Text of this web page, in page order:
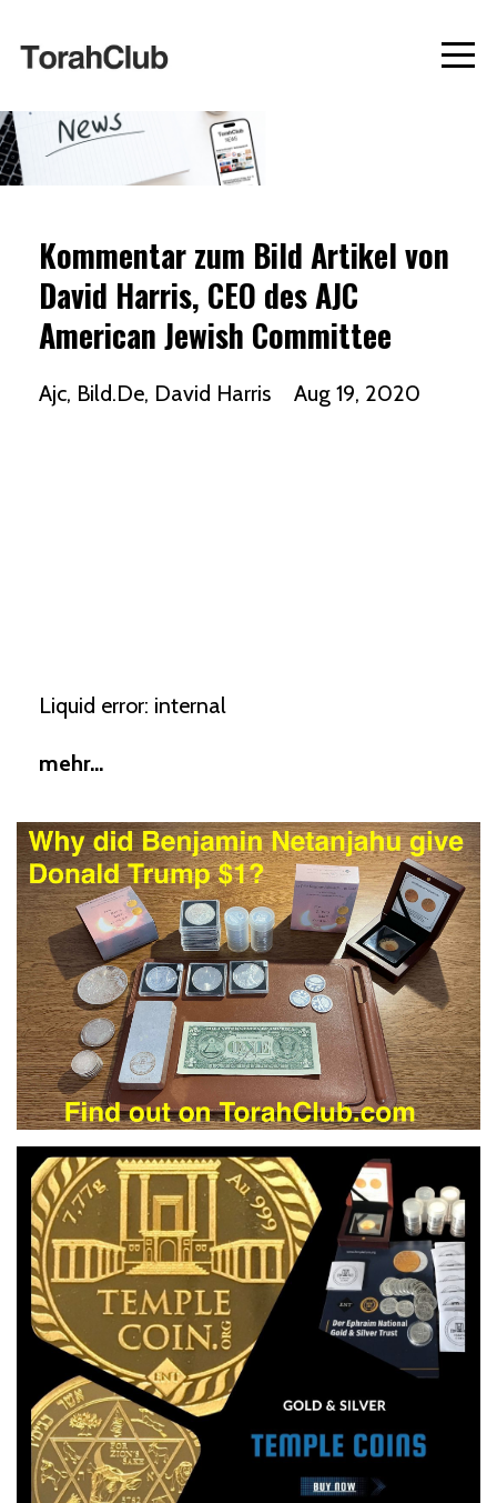
Kommentar zum Bild Artikel von
David Harris, CEO des AJC
American Jewish Committee
Ajc Bild.de David Harris Aug 19, 2020
Liquid error: internal
mehr...